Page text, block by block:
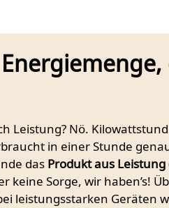
Leistung? Nö.
in einer Stunde
das Produkt aus Leistung
keine Sorge, wir haben’s!
leistungsstarken Geräten